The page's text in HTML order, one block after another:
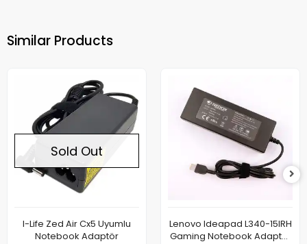
Similar Products
Sold Out
I-Life Zed Air Cx5 Uyumlu
Notebook Adaptör
Lenovo Ideapad L340-15IRH
Gaming Notebook Adaptör